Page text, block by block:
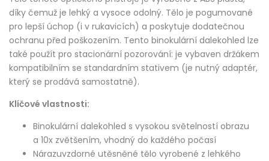
díky čemuž je lehký a vysoce odolný. Tělo je pogumované
pro lepší úchop (i v rukavicích) a poskytuje dodatečnou
ochranu před poškozením. Tento binokulární dalekohled lze
také použít pro stacionární pozorování: je vybaven držákem
kompatibilním se standardním stativem (je nutný adaptér,
který se prodává samostatně).
Klíčové vlastnosti:
Binokulární dalekohled s vysokou světelností obrazu
a 10x zvětšením, vhodný do každého počasí
Nárazuvzdorné utěsněné tělo vyrobené z lehkého